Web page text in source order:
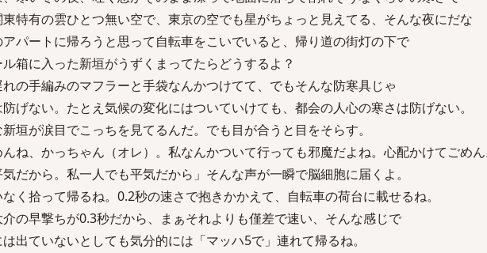
東特有の雲ひとつ無い空で、東京の空でも星がちょっと見えてる、そんな夜にだな
アパートに帰ろうと思って自転車をこいでいると、帰り道の街灯の下で
箱に入った新垣がうずくまってたらどうするよ？
れの手編みのマフラーと手袋なんかつけてて、でもそんな防寒具じゃ
げない。たとえ気候の変化にはついていけても、都会の人心の寒さは防げない。
垣が涙目でこっちを見てるんだ。でも目が合うと目をそらす。
んね、かっちゃん（オレ）。私なんかついて行っても邪魔だよね。心配かけてごめん
だから。私一人でも平気だから」そんな声が一瞬で脳細胞に届くよ。
く拾って帰るね。0.2秒の速さで抱きかかえて、自転車の荷台に載せるね。
介の早撃ちが0.3秒だから、まぁそれよりも僅差で速い、そんな感じで
出ていないとしても気分的には「マッハ5で」連れて帰るね。